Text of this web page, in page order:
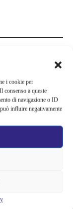
i cookie per
consenso a queste
di navigazione o ID
influire negativamente
Penn conferma il
film e